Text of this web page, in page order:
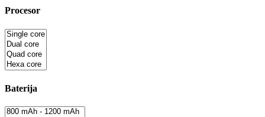
Procesor
Baterija